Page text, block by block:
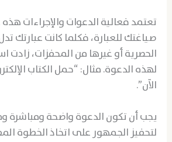
تعتمد فعالية الدعوات والإجراءات
صياغتك للعبارة، فكلما كانت عبارتك
الحصرية أو غيرها من المحفزات، زادت
لهذه الدعوة. مثال: “حمل الكتاب
الآن”.
يجب أن تكون الدعوة واضحة ومباشرة
لتحفيز الجمهور على اتخاذ الخطوة